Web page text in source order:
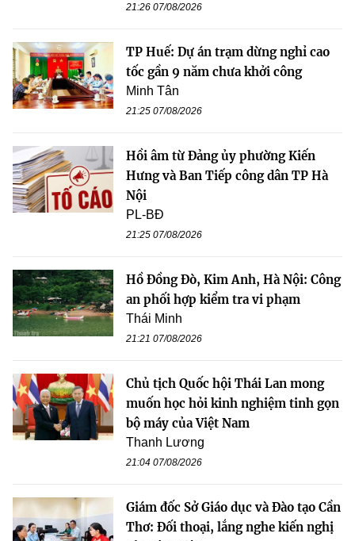
21:26 07/08/2026
TP Huế: Dự án trạm dừng nghỉ cao
tốc gần 9 năm chưa khởi công
Minh Tân
21:25 07/08/2026
Hồi âm từ Đảng ủy phường Kiến
Hưng và Ban Tiếp công dân TP Hà
Nội
PL-BĐ
21:25 07/08/2026
Hồ Đồng Đò, Kim Anh, Hà Nội: Công
an phối hợp kiểm tra vi phạm
Thái Minh
21:21 07/08/2026
Chủ tịch Quốc hội Thái Lan mong
muốn học hỏi kinh nghiệm tinh gọn
bộ máy của Việt Nam
Thanh Lương
21:04 07/08/2026
Giám đốc Sở Giáo dục và Đào tạo Cần
Thơ: Đối thoại, lắng nghe kiến nghị